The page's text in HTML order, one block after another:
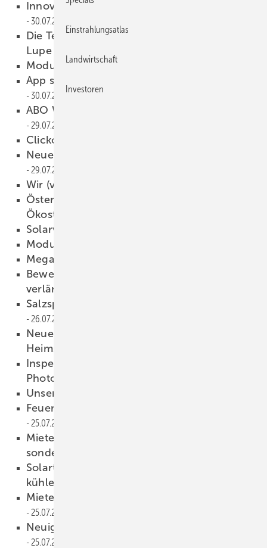
Innovation aus Lille gewinnt Solar Decathlon
30.07.2019
Die Technik des Druckluftspeicher unter der
Lupe
Modulpreise derzeit stabil
App steigert den solaren Eigenverbrauch
30.07.2019
ABO Wind entwickelt Hybridspeicher
29.07.2019
Clickcon: Solarer Carport
Neues Video: Baywa r.e. erklärt Novotegra
29.07.2019
Wir (ver)brauchen 1,75 Erden
Österreich: Verbände starten Petition für
Ökostromausbau
Solarverband Bayern gegründet
Modulengpass in Sicht?
Megawattspeicher im Container
Bewerbungsfrist für europäischen Solarpreis
verlängert
Salzspeicher für die Wärmewende
26.07.2019
Neues Video: RCT Power zeigt effizienten
Heimspeicher
Inspektion und Reparatur von
Photovoltaikanlagen
Unsere Produkte der Woche
Feuerwache bekommt Notstromversorgung
25.07.2019
Mieterstrom: Keine höheren Fördersätze,
sondern weniger Marktbarrieren
Solartipp: Klimafreundlich mit Photovoltaik
kühlen
Mieterstrom aus der Solarfassade
25.07.2019
Neuigkeiten aus der Photovoltaikbranche
25.07.2019
Einstrahlungsatlas
Landwirtschaft
Investoren